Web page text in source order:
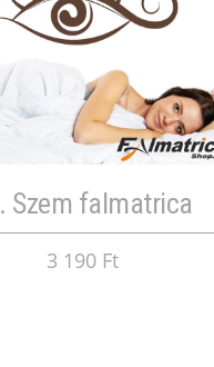
Szem falmatrica
3 190 Ft